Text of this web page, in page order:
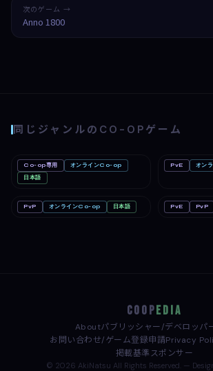
次のゲーム →
Anno 1800
同じジャンルのCO-OPゲーム
Big Walk
Co-op専用
オンラインCo-op
日本語
どろぼうノ
PvE オン
PC
めっちゃカメレオン
PvP オンラインCo-op 日本語 PvE PvP
COOP EDIA
Aboutパブリッシャー/デベロッパ
お問い合わせ/ゲーム登録申請Privacy
掲載基準スポンサー
© 2026 AkiNatsu All Rights Reserved. —